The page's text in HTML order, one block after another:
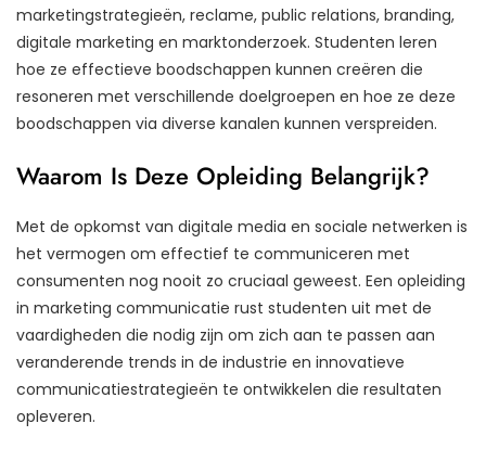
marketingstrategieën, reclame, public relations, branding,
digitale marketing en marktonderzoek. Studenten leren
hoe ze effectieve boodschappen kunnen creëren die
resoneren met verschillende doelgroepen en hoe ze deze
boodschappen via diverse kanalen kunnen verspreiden.
Waarom Is Deze Opleiding Belangrijk?
Met de opkomst van digitale media en sociale netwerken is
het vermogen om effectief te communiceren met
consumenten nog nooit zo cruciaal geweest. Een opleiding
in marketing communicatie rust studenten uit met de
vaardigheden die nodig zijn om zich aan te passen aan
veranderende trends in de industrie en innovatieve
communicatiestrategieën te ontwikkelen die resultaten
opleveren.